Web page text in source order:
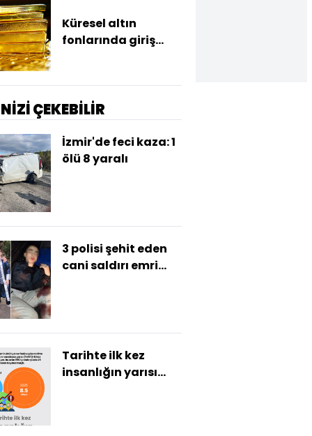
Küresel altın
fonlarında giriş
ÇEKEBİLİR
İzmir'de feci kaza: 1
ölü 8 yaralı
3 polisi şehit eden
cani saldırı emri
Tarihte ilk kez
insanlığın yarısı